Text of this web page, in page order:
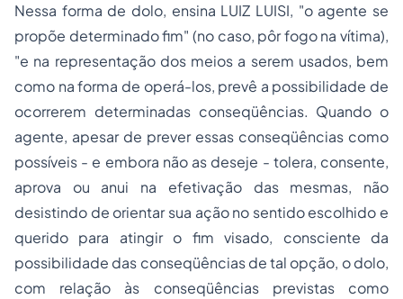
Nessa forma de dolo, ensina LUIZ LUISI, "o agente se
propõe determinado fim" (no caso, pôr fogo na vítima),
"e na representação dos meios a serem usados, bem
como na forma de operá-los, prevê a possibilidade de
ocorrerem determinadas conseqüências. Quando o
agente, apesar de prever essas conseqüências como
possíveis - e embora não as deseje - tolera, consente,
aprova ou anui na efetivação das mesmas, não
desistindo de orientar sua ação no sentido escolhido e
querido para atingir o fim visado, consciente da
possibilidade das conseqüências de tal opção, o dolo,
com relação às conseqüências previstas como